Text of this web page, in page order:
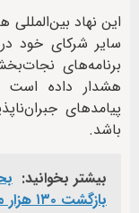
این نهاد
سایر شرکای خود
برنامه‌های
هشدار داده است
پیامدهای
باشد.
بیشتر بخوانید:
بازگشت ۱۳۰ هزار مهاجر در یک ماه